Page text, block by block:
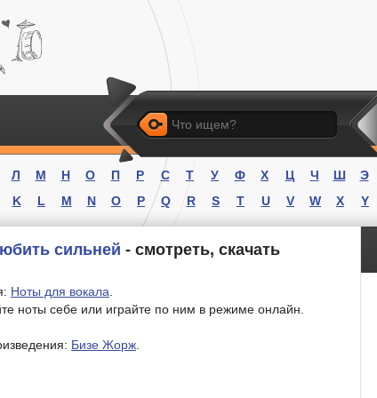
Искать
Л М Н О П Р С Т У Ф Х Ц Ч Ш
Э
K L M N O P Q R S T U V W X Y
сильней - смотреть, скачать
Ноты для вокала
ноты себе или играйте по ним в режиме онлайн.
Бизе Жорж